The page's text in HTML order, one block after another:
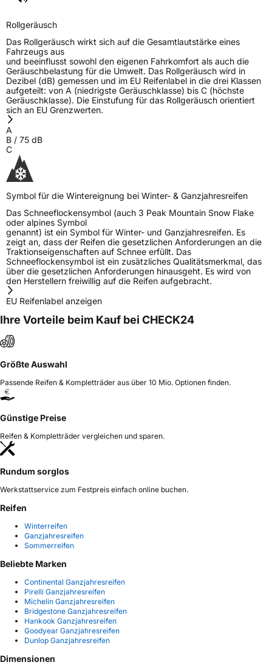
Rollgeräusch
Das Rollgeräusch wirkt sich auf die Gesamtlautstärke eines
Fahrzeugs aus
und beeinflusst sowohl den eigenen Fahrkomfort als auch die
Geräuschbelastung für die Umwelt. Das Rollgeräusch wird in
Dezibel (dB) gemessen und im EU Reifenlabel in die drei Klassen
aufgeteilt: von A (niedrigste Geräuschklasse) bis C (höchste
Geräuschklasse). Die Einstufung für das Rollgeräusch orientiert
sich an EU Grenzwerten.
A
B / 75 dB
C
Symbol für die Wintereignung bei Winter- & Ganzjahresreifen
Das Schneeflockensymbol (auch 3 Peak Mountain Snow Flake
oder alpines Symbol
genannt) ist ein Symbol für Winter- und Ganzjahresreifen. Es
zeigt an, dass der Reifen die gesetzlichen Anforderungen an die
Traktionseigenschaften auf Schnee erfüllt. Das
Schneeflockensymbol ist ein zusätzliches Qualitätsmerkmal, das
über die gesetzlichen Anforderungen hinausgeht. Es wird von
den Herstellern freiwillig auf die Reifen aufgebracht.
EU Reifenlabel anzeigen
Ihre Vorteile beim Kauf bei CHECK24
Größte Auswahl
Passende Reifen & Kompletträder aus über 10 Mio. Optionen finden.
Günstige Preise
Reifen & Kompletträder vergleichen und sparen.
Rundum sorglos
Werkstattservice zum Festpreis einfach online buchen.
Reifen
Winterreifen
Ganzjahresreifen
Sommerreifen
Beliebte Marken
Continental Ganzjahresreifen
Pirelli Ganzjahresreifen
Michelin Ganzjahresreifen
Bridgestone Ganzjahresreifen
Hankook Ganzjahresreifen
Goodyear Ganzjahresreifen
Dunlop Ganzjahresreifen
Dimensionen